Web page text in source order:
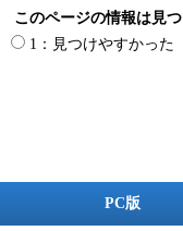
このページの情報は見
1：見つけやすかった
PC版